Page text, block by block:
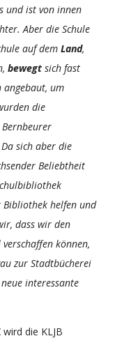
und ist von innen
Aber die Schule
auf dem Land,
bewegt sich fast
angebaut, um
die
Bernbeurer
sich aber die
Beliebtheit
helfen und
dass wir den
können,
zur Stadtbücherei
interessante
die KLJB